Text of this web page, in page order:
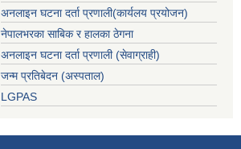
अनलाइन घटना दर्ता प्रणाली(कार्यलय प्रयोजन)
नेपालभरका साबिक र हालका ठेगना
अनलाइन घटना दर्ता प्रणाली (सेवाग्राही)
जन्म प्रतिबेदन (अस्पताल)
LGPAS